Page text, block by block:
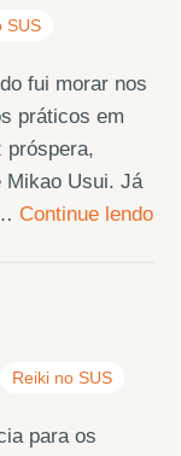
SUS
fui morar nos
práticos em
próspera,
Mikao Usui. Já
Continue lendo
Reiki no SUS
para os